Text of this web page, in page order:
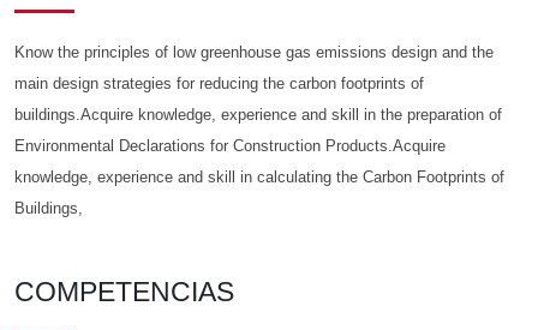
Know the principles of low greenhouse gas emissions design and the
main design strategies for reducing the carbon footprints of
buildings.Acquire knowledge, experience and skill in the preparation of
Environmental Declarations for Construction Products.Acquire
knowledge, experience and skill in calculating the Carbon Footprints of
Buildings,
COMPETENCIAS